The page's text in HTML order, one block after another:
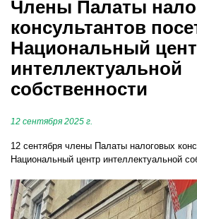
Члены Палаты
консультантов
Национальный
интеллектуальной
собственности
12 сентября 2025 г.
12 сентября члены Палаты налоговых
Национальный центр интеллектуальной